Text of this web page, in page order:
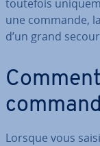
toutefois
une commande,
d’un grand
Lorsque vous